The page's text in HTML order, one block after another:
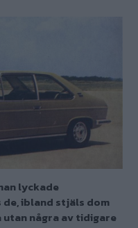
lyckade
ibland stjäls dom
några av tidigare